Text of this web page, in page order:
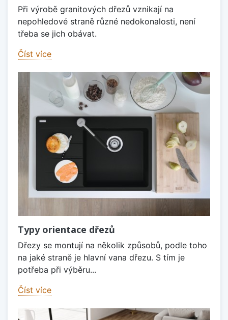
Při výrobě granitových dřezů vznikají na
nepohledové straně různé nedokonalosti, není
třeba se jich obávat.
Číst více
Typy orientace dřezů
Dřezy se montují na několik způsobů, podle toho
na jaké straně je hlavní vana dřezu. S tím je
potřeba při výběru...
Číst více